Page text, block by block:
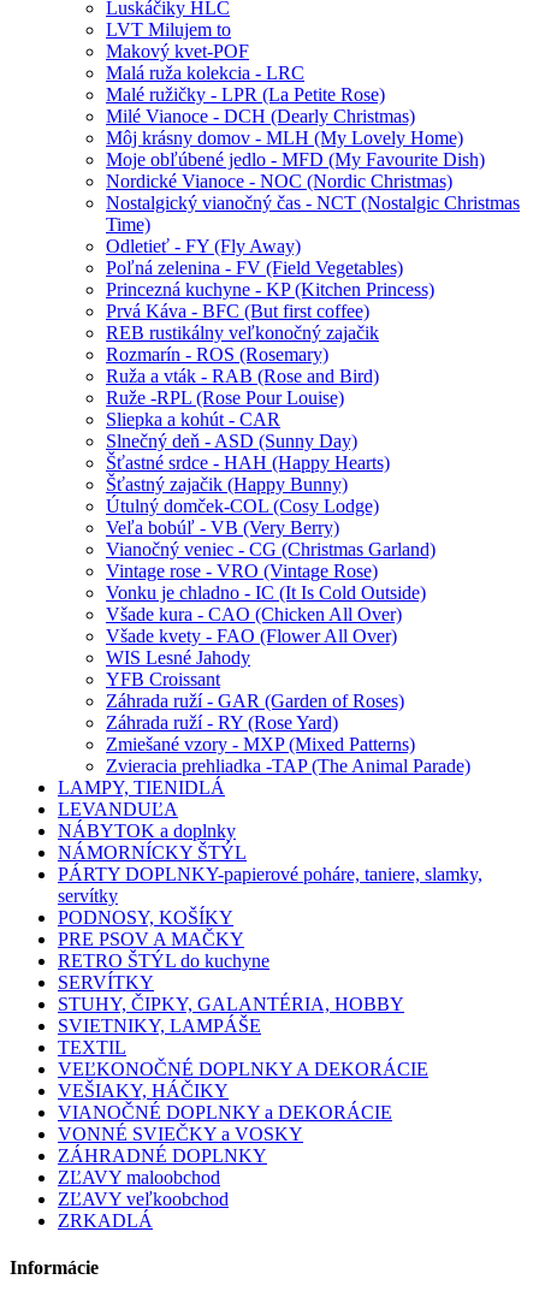
Luskáčiky HLC
LVT Milujem to
Makový kvet-POF
Malá ruža kolekcia - LRC
Malé ružičky - LPR (La Petite Rose)
Milé Vianoce - DCH (Dearly Christmas)
Môj krásny domov - MLH (My Lovely Home)
Moje obľúbené jedlo - MFD (My Favourite Dish)
Nordické Vianoce - NOC (Nordic Christmas)
Nostalgický vianočný čas - NCT (Nostalgic Christmas
Time)
Odletieť - FY (Fly Away)
Poľná zelenina - FV (Field Vegetables)
Princezná kuchyne - KP (Kitchen Princess)
Prvá Káva - BFC (But first coffee)
REB rustikálny veľkonočný zajačik
Rozmarín - ROS (Rosemary)
Ruža a vták - RAB (Rose and Bird)
Ruže -RPL (Rose Pour Louise)
Sliepka a kohút - CAR
Slnečný deň - ASD (Sunny Day)
Šťastné srdce - HAH (Happy Hearts)
Šťastný zajačik (Happy Bunny)
Útulný domček-COL (Cosy Lodge)
Veľa bobúľ - VB (Very Berry)
Vianočný veniec - CG (Christmas Garland)
Vintage rose - VRO (Vintage Rose)
Vonku je chladno - IC (It Is Cold Outside)
Všade kura - CAO (Chicken All Over)
Všade kvety - FAO (Flower All Over)
WIS Lesné Jahody
YFB Croissant
Záhrada ruží - GAR (Garden of Roses)
Záhrada ruží - RY (Rose Yard)
Zmiešané vzory - MXP (Mixed Patterns)
Zvieracia prehliadka -TAP (The Animal Parade)
LAMPY, TIENIDLÁ
LEVANDUĽA
NÁBYTOK a doplnky
NÁMORNÍCKY ŠTÝL
PÁRTY DOPLNKY-papierové poháre, taniere, slamky,
servítky
PODNOSY, KOŠÍKY
PRE PSOV A MAČKY
RETRO ŠTÝL do kuchyne
SERVÍTKY
STUHY, ČIPKY, GALANTÉRIA, HOBBY
SVIETNIKY, LAMPÁŠE
TEXTIL
VEĽKONOČNÉ DOPLNKY A DEKORÁCIE
VEŠIAKY, HÁČIKY
VIANOČNÉ DOPLNKY a DEKORÁCIE
VONNÉ SVIEČKY a VOSKY
ZÁHRADNÉ DOPLNKY
ZĽAVY maloobchod
ZĽAVY veľkoobchod
ZRKADLÁ
Informácie